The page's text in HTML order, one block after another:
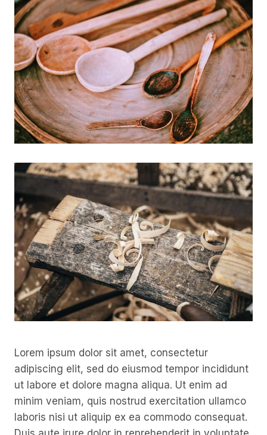
Lorem ipsum dolor sit amet, consectetur
adipiscing elit, sed do eiusmod tempor incididunt
ut labore et dolore magna aliqua. Ut enim ad
minim veniam, quis nostrud exercitation ullamco
laboris nisi ut aliquip ex ea commodo consequat.